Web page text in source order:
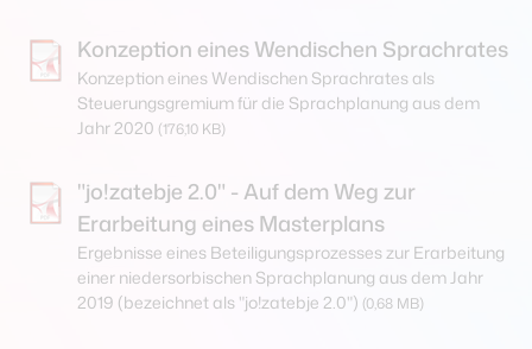
Konzeption eines Wendischen Sprachrates
Konzeption eines Wendischen Sprachrates als
Steuerungsgremium für die Sprachplanung aus dem
Jahr 2020 (176,10 KB)
"jo!zatebje 2.0" - Auf dem Weg zur
Erarbeitung eines Masterplans
Ergebnisse eines Beteiligungsprozesses zur Erarbeitung
einer niedersorbischen Sprachplanung aus dem Jahr
2019 (bezeichnet als "jo!zatebje 2.0") (0,68 MB)